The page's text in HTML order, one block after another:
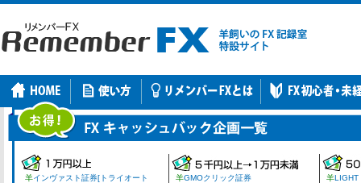
羊インヴァスト証券[トライオート
羊GMOクリック証券
羊LIGHT